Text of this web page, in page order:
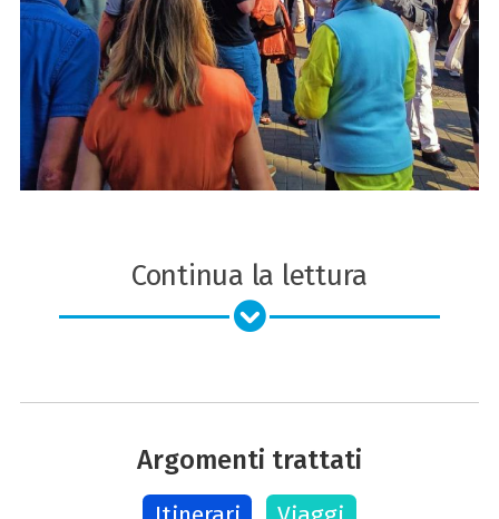
Continua la lettura
Argomenti trattati